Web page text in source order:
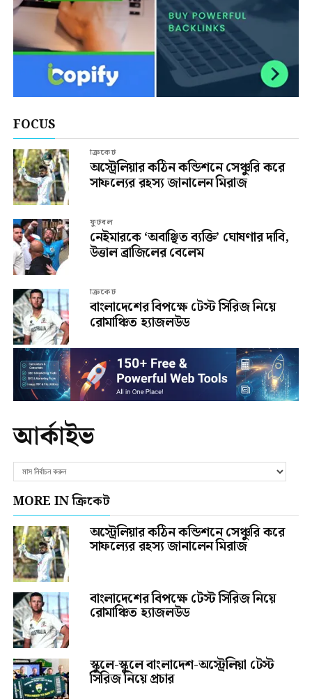
FOCUS
ক্রিকেট
অস্ট্রেলিয়ার কঠিন কন্ডিশনে সেঞ্চুরি করে
সাফল্যের রহস্য জানালেন মিরাজ
ফুটবল
নেইমারকে ‘অবাঞ্ছিত ব্যক্তি’ ঘোষণার দাবি,
উত্তাল ব্রাজিলের বেলেম
ক্রিকেট
বাংলাদেশের বিপক্ষে টেস্ট সিরিজ নিয়ে
রোমাঞ্চিত হ্যাজলউড
আর্কাইভ
MORE IN ক্রিকেট
অস্ট্রেলিয়ার কঠিন কন্ডিশনে সেঞ্চুরি করে
সাফল্যের রহস্য জানালেন মিরাজ
বাংলাদেশের বিপক্ষে টেস্ট সিরিজ নিয়ে
রোমাঞ্চিত হ্যাজলউড
স্কুলে-স্কুলে বাংলাদেশ-অস্ট্রেলিয়া টেস্ট
সিরিজ নিয়ে প্রচার